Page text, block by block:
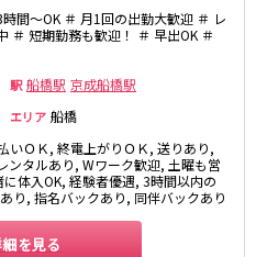
間～OK ＃ 月1回の出勤大歓迎 ＃ レ
＃ 短期勤務も歓迎！ ＃ 早出OK ＃
駅 船橋駅 京成船橋駅
エリア 船橋
いＯＫ, 終電上がりＯＫ, 送りあり,
ンタルあり, Wワーク歓迎, 土曜も営
体入OK, 経験者優遇, 3時間以内の
り, 指名バックあり, 同伴バックあり
を見る
駅
台駅
林間駅
千葉駅